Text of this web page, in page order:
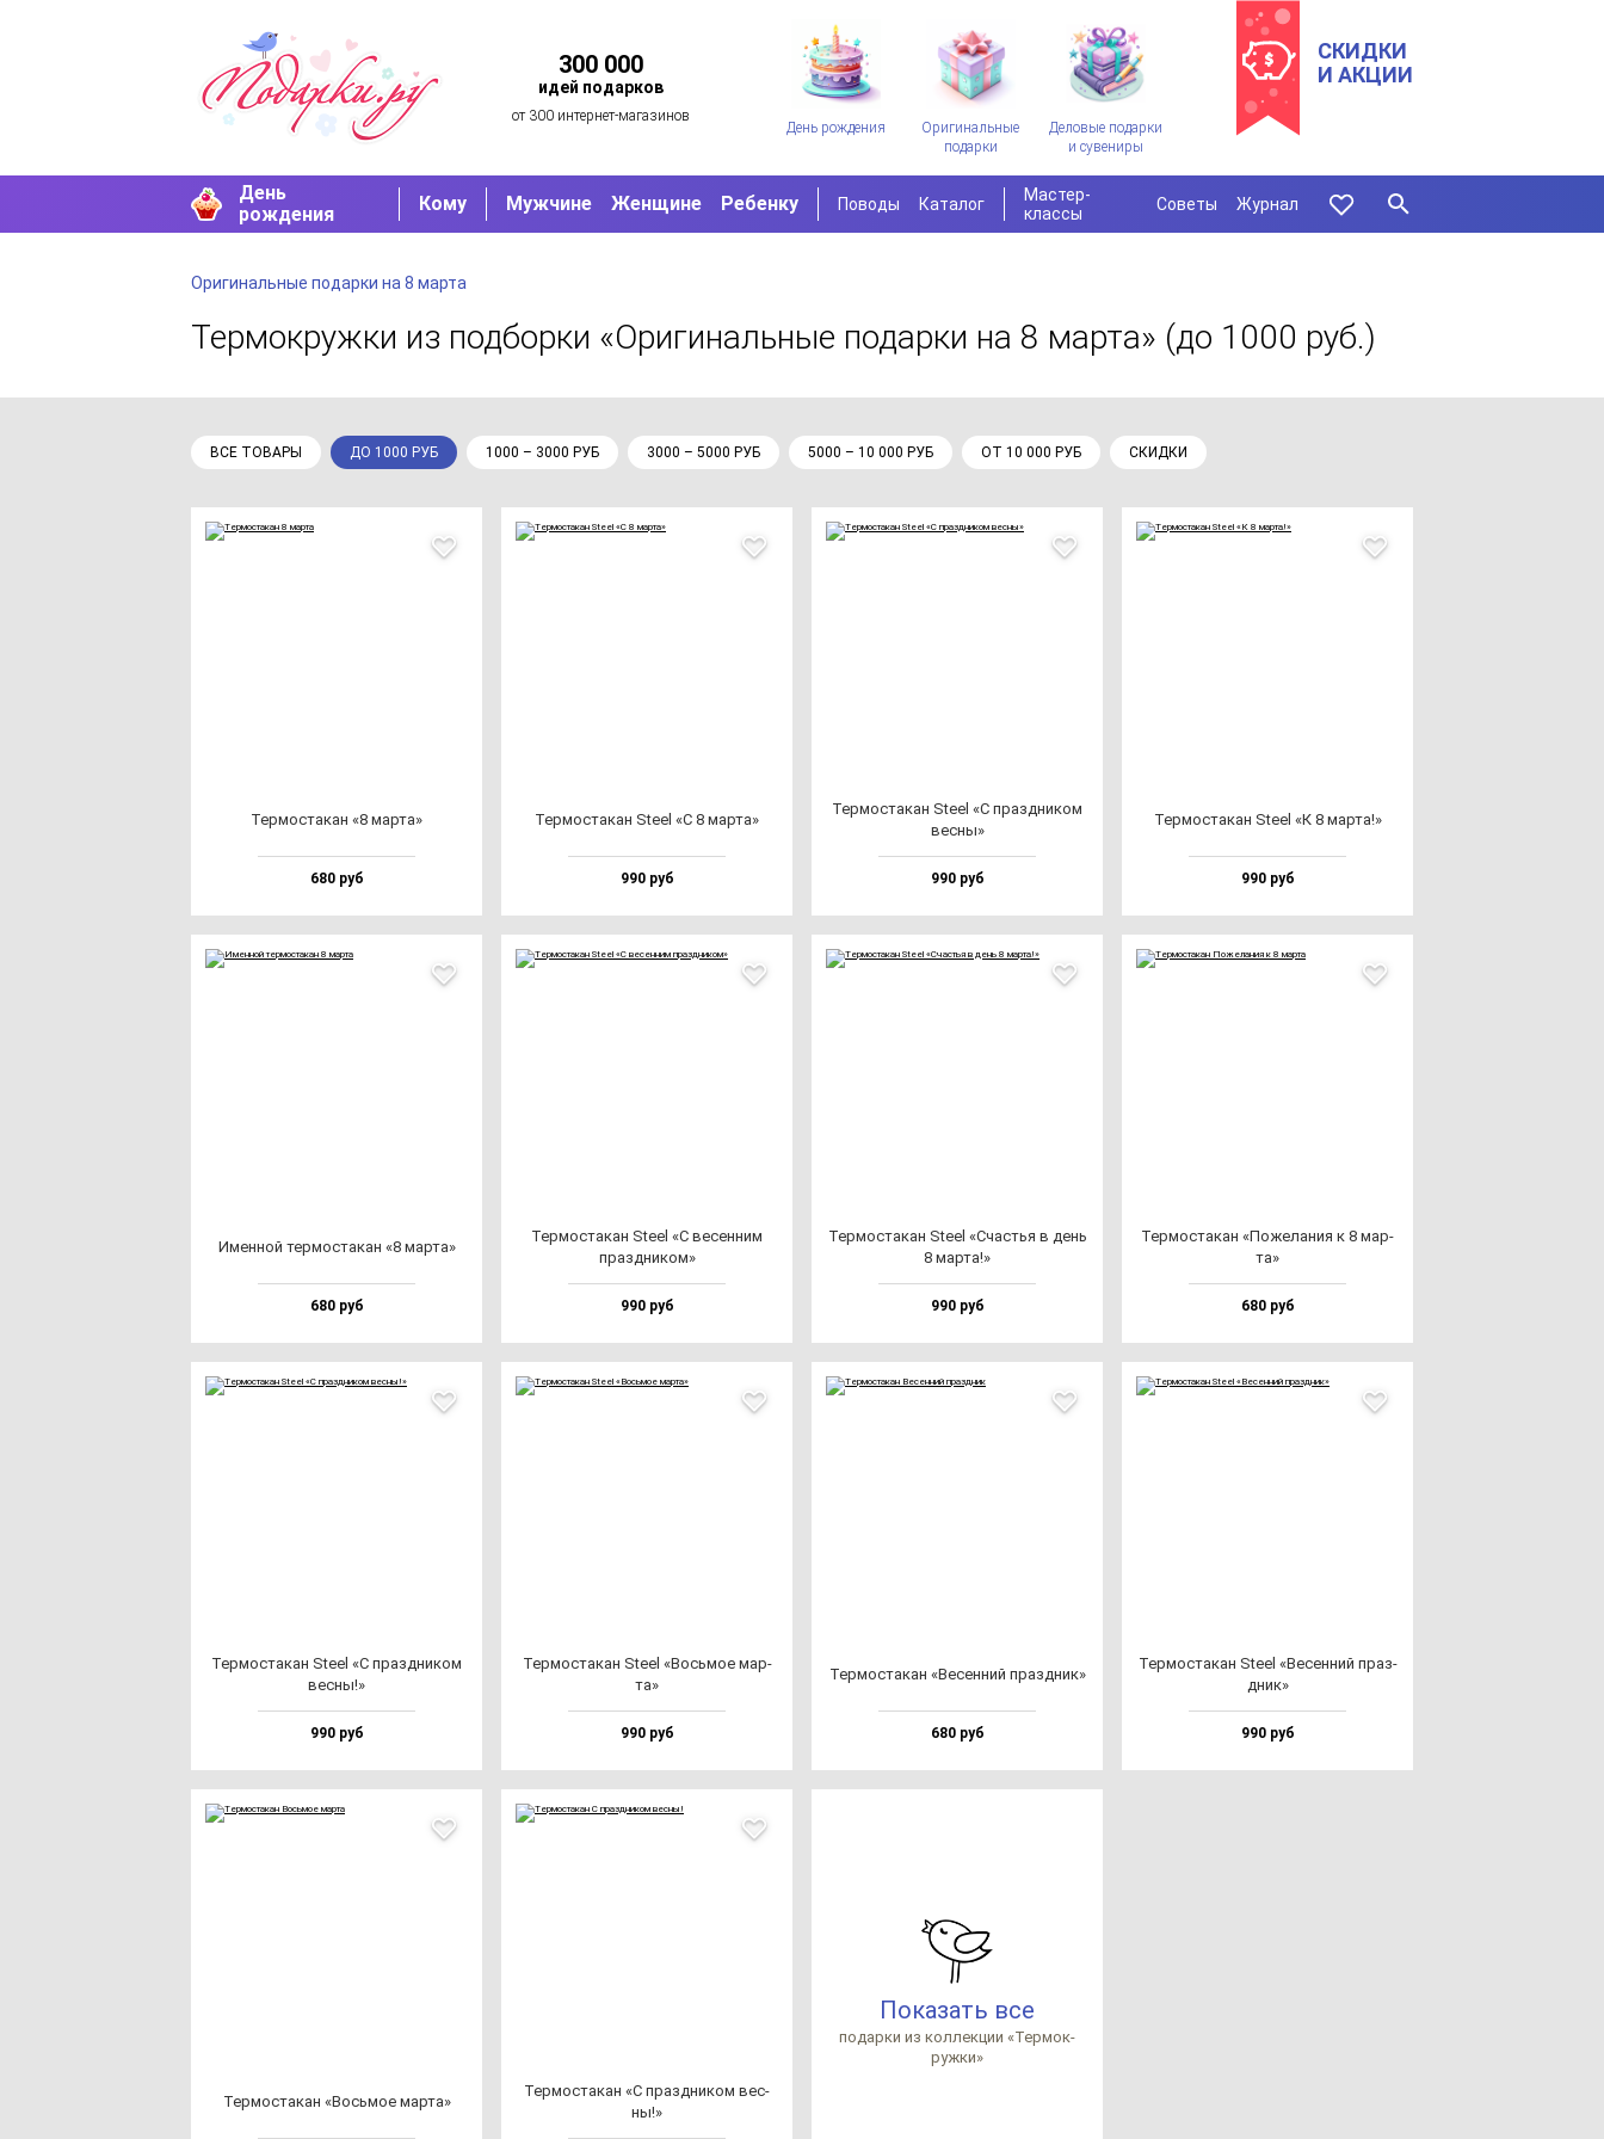
300 000
идей подарков
от 300 интернет-магазинов
День рождения
Оригинальные
подарки
Деловые подарки
и сувениры
СКИДКИ
И АКЦИИ
День
рождения
Кому Мужчине Женщине Ребенку Поводы Каталог
Мастер-
классы
Советы Журнал
Оригинальные подарки на 8 марта
Термокружки из подборки «Оригинальные подарки на 8 марта» (до 1000 руб.)
ВСЕ ТОВАРЫ ДО 1000 РУБ 1000 – 3000 РУБ 3000 – 5000 РУБ 5000 – 10 000 РУБ ОТ 10 000 РУБ СКИДКИ
Тер­мос­та­кан «8 мар­та»
680 руб
Тер­мос­та­кан Ste­el «С 8 мар­та»
990 руб
Тер­мос­та­кан Ste­el «С праз­дни­ком
вес­ны»
990 руб
Тер­мос­та­кан Ste­el «К 8 мар­та!»
990 руб
Имен­ной тер­мос­та­кан «8 мар­та»
680 руб
Тер­мос­та­кан Ste­el «С ве­сен­ним
праз­дни­ком»
990 руб
Тер­мос­та­кан Ste­el «Счастья в день
8 мар­та!»
990 руб
Тер­мос­та­кан «Поже­ла­ния к 8 мар­
та»
680 руб
Тер­мос­та­кан Ste­el «С праз­дни­ком
вес­ны!»
990 руб
Тер­мос­та­кан Ste­el «Вось­мое мар­
та»
990 руб
Тер­мос­та­кан «Весен­ний праз­дник»
680 руб
Тер­мос­та­кан Ste­el «Весен­ний праз­
дник»
990 руб
Тер­мос­та­кан «Вось­мое мар­та»
Тер­мос­та­кан «С праз­дни­ком вес­
ны!»
Показать все
по­дар­ки из кол­лек­ции «Тер­мок­
руж­ки»